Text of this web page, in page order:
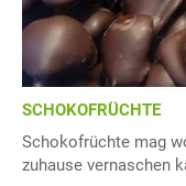
SCHOKOFRÜCHTE
Schokofrüchte mag
zuhause vernaschen